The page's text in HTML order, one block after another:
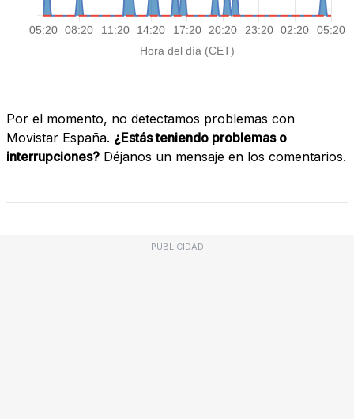
Por el momento, no detectamos problemas con
Movistar España. ¿Estás teniendo problemas o
interrupciones? Déjanos un mensaje en los comentarios.
PUBLICIDAD